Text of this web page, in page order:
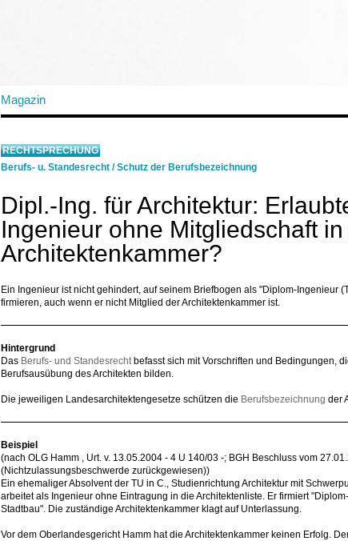
Magazin
RECHTSPRECHUNG
Berufs- u. Standesrecht /Schutz der Berufsbezeichnung
Dipl.-Ing. für Architektur:
Ingenieur ohne Mitgliedschaft
Architektenkammer?
Ein Ingenieur ist nicht gehindert, auf seinem Briefbogen als "Diplom-Ingenieur
firmieren, auch wenn er nicht Mitglied der Architektenkammer ist.
Hintergrund
Das Berufs- und Standesrechtbefasst sich mit Vorschriften und Bedingungen,
Berufsausübung des Architekten bilden.
Die jeweiligen Landesarchitektengesetze schützen die Berufsbezeichnung der
Beispiel
(nach OLG Hamm , Urt. v. 13.05.2004 - 4 U 140/03 -; BGH Beschluss vom
(Nichtzulassungsbeschwerde zurückgewiesen))
Ein ehemaliger Absolvent der TU in C., Studienrichtung Architektur mit
arbeitet als Ingenieur ohne Eintragung in die Architektenliste. Er firmiert
Stadtbau". Die zuständige Architektenkammer klagt auf Unterlassung.
Vor dem Oberlandesgericht Hamm hat die Architektenkammer keinen Erfolg.